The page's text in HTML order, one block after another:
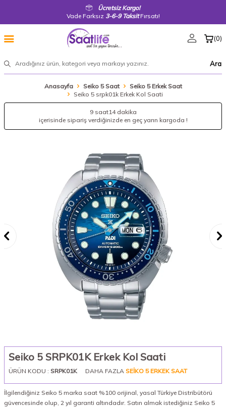
Ücretsiz Kargo!
Vade Farksız 3-6-9 TaksitFırsatı!
Ara
(0)
Anasayfa Seiko 5 Saat
Seiko 5 Erkek Saat
Seiko 5 srpk01k Erkek Kol Saati
9 saat14 dakika
içerisinde sipariş verdiğinizde en geç yarın kargoda !
Seiko 5 SRPK01K Erkek Kol Saati
ÜRÜN KODU : SRPK01K DAHA FAZLA SEIKO 5 ERKEK SAAT
İlgilendiğiniz Seiko 5 marka saat %100 orijinal, yasal Türkiye Distribütörü
güvencesinde olup, 2 yıl garanti altındadır. Satın almak istediğiniz Seiko 5